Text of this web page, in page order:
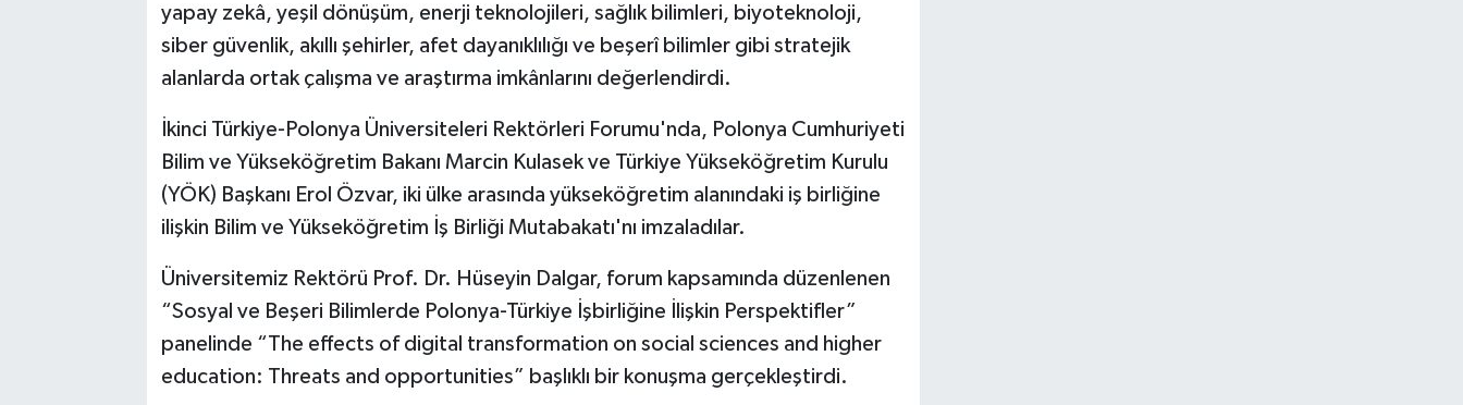
yapay zekâ, yeşil dönüşüm, enerji teknolojileri, sağlık bilimleri, biyoteknoloji,
siber güvenlik, akıllı şehirler, afet dayanıklılığı ve beşerî bilimler gibi stratejik
alanlarda ortak çalışma ve araştırma imkânlarını değerlendirdi.
İkinci Türkiye-Polonya Üniversiteleri Rektörleri Forumu'nda, Polonya Cumhuriyeti
Bilim ve Yükseköğretim Bakanı Marcin Kulasek ve Türkiye Yükseköğretim Kurulu
(YÖK) Başkanı Erol Özvar, iki ülke arasında yükseköğretim alanındaki iş birliğine
ilişkin Bilim ve Yükseköğretim İş Birliği Mutabakatı'nı imzaladılar.
Üniversitemiz Rektörü Prof. Dr. Hüseyin Dalgar, forum kapsamında düzenlenen
“Sosyal ve Beşeri Bilimlerde Polonya-Türkiye İşbirliğine İlişkin Perspektifler”
panelinde “The effects of digital transformation on social sciences and higher
education: Threats and opportunities” başlıklı bir konuşma gerçekleştirdi.